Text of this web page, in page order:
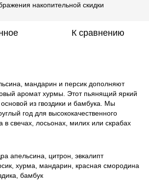
накопительной скидки
К сравнению
мандарин и персик дополняют
аромат хурмы. Этот пьянящий яркий
из гвоздики и бамбука. Мы
год для высококачественного
в свечах, лосьонах, милих или скрабах
апельсина, цитрон, эвкалипт
хурма, мандарин, красная смородина
бамбук